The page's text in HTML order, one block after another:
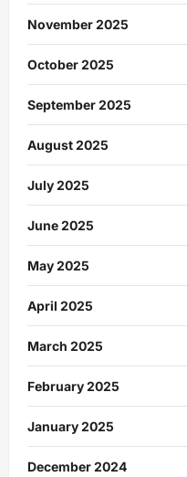
November 2025
October 2025
September 2025
August 2025
July 2025
June 2025
May 2025
April 2025
March 2025
February 2025
January 2025
December 2024